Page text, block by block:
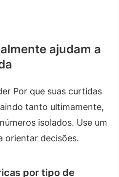
ajudam a
Por que suas curtidas
tanto ultimamente,
isolados. Use um
orientar decisões.
por tipo de